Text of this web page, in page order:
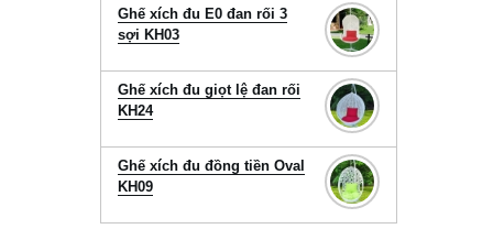
Ghế xích đu E0 đan rối 3
sợi KH03
Ghế xích đu giọt lệ đan rối
KH24
Ghế xích đu đồng tiền Oval
KH09